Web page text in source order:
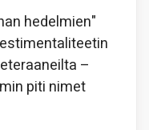
hedelmien"
–
piti nimet